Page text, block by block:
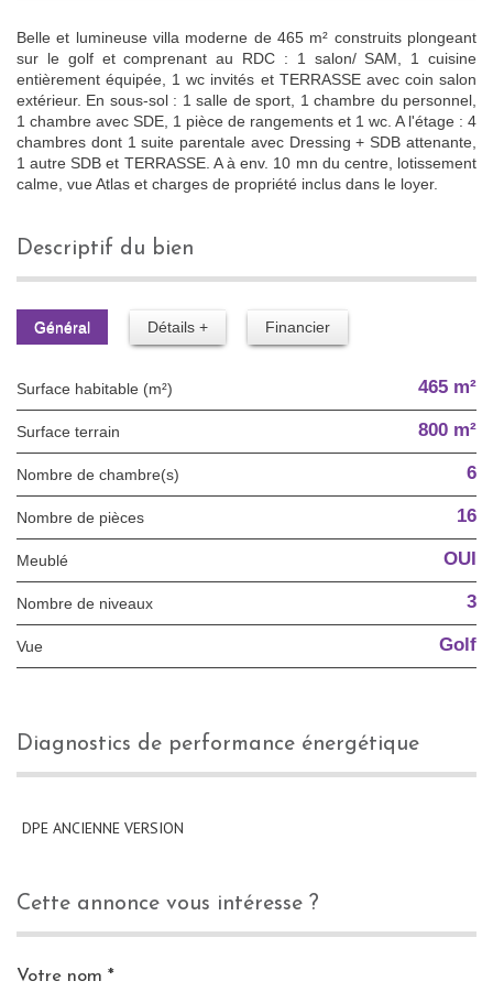
Belle et lumineuse villa moderne de 465 m² construits plongeant
sur le golf et comprenant au RDC : 1 salon/ SAM, 1 cuisine
entièrement équipée, 1 wc invités et TERRASSE avec coin salon
extérieur. En sous-sol : 1 salle de sport, 1 chambre du personnel,
1 chambre avec SDE, 1 pièce de rangements et 1 wc. A l'étage : 4
chambres dont 1 suite parentale avec Dressing + SDB attenante,
1 autre SDB et TERRASSE. A à env. 10 mn du centre, lotissement
calme, vue Atlas et charges de propriété inclus dans le loyer.
descriptif du bien
Général Détails + Financier
Surface habitable (m²) 465 m²
surface terrain 800 m²
Nombre de chambre(s) 6
Nombre de pièces 16
Meublé OUI
Nombre de niveaux 3
Vue Golf
diagnostics de performance énergétique
DPE ANCIENNE VERSION
cette annonce vous intéresse ?
Votre nom *